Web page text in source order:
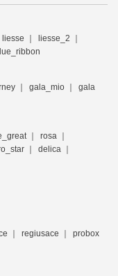
liesse
liesse_2
gala_mio
gala
rosa
delica
regiusace
probox